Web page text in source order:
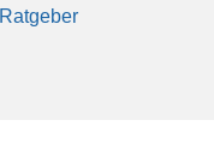
Ratgeber